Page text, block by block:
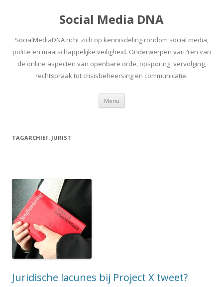
Social Media DNA
SocialMediaDNA richt zich op kennisdeling rondom social media,
politie en maatschappelijke veiligheid. Onderwerpen vari?ren van
de online aspecten van openbare orde, opsporing, vervolging,
rechtspraak tot crisisbeheersing en communicatie.
Menu Spring
inhoud
TAGARCHIEF: JURIST
Juridische lacunes bij Project X tweet?